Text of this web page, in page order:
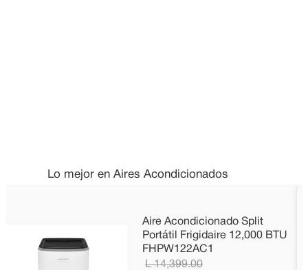
Lo mejor en Aires Acondicionados
Aire Acondicionado Split
Portátil Frigidaire 12,000 BTU
FHPW122AC1
14,399.00